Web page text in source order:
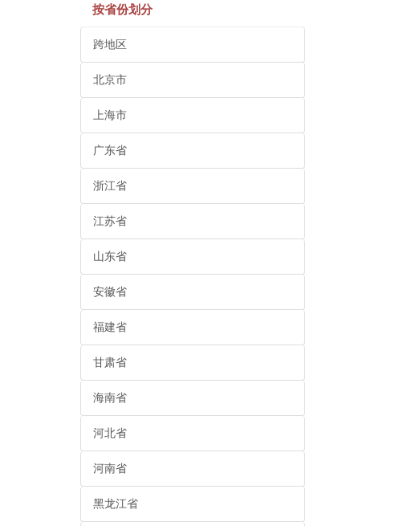
按省份划分
跨地区
北京市
上海市
广东省
浙江省
江苏省
山东省
安徽省
福建省
甘肃省
海南省
河北省
河南省
黑龙江省